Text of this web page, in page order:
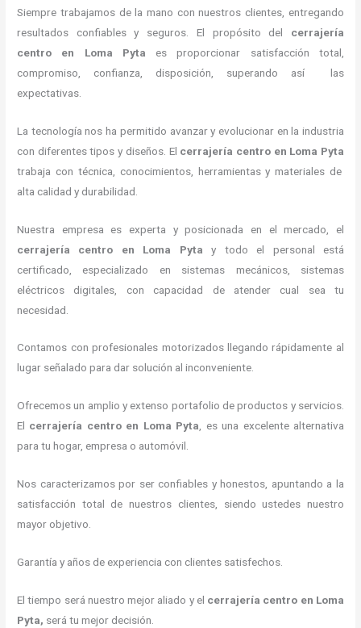
Siempre trabajamos de la mano con nuestros clientes, entregando
resultados confiables y seguros. El propósito del cerrajería
centro en Loma Pyta es proporcionar satisfacción total,
compromiso, confianza, disposición, superando así las
expectativas.
La tecnología nos ha permitido avanzar y evolucionar en la industria
con diferentes tipos y diseños. El cerrajería centroen Loma Pyta
trabaja con técnica, conocimientos, herramientas y materiales de
alta calidad y durabilidad.
Nuestra empresa es experta y posicionada en el mercado, el
cerrajería centro en Loma Pyta y todo el personal está
certificado, especializado en sistemas mecánicos, sistemas
eléctricos digitales, con capacidad de atender cual sea tu
necesidad.
Contamos con profesionales motorizados llegando rápidamente al
lugar señalado para dar solución al inconveniente.
Ofrecemos un amplio y extenso portafolio de productos y servicios.
El cerrajería centroen Loma Pyta, es una excelente alternativa
para tu hogar, empresa o automóvil.
Nos caracterizamos por ser confiables y honestos, apuntando a la
satisfacción total de nuestros clientes, siendo ustedes nuestro
mayor objetivo.
Garantía y años de experiencia con clientes satisfechos.
El tiempo será nuestro mejor aliado y el cerrajería centro en Loma
Pyta, será tu mejor decisión.